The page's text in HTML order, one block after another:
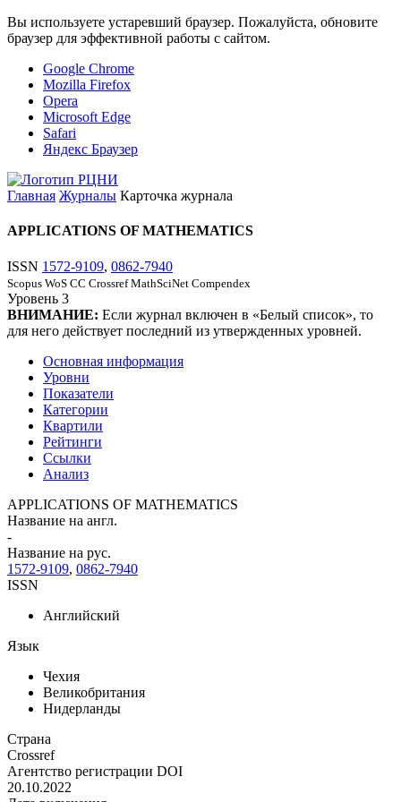
Вы используете устаревший браузер. Пожалуйста, обновите
браузер для эффективной работы с сайтом.
Google Chrome
Mozilla Firefox
Opera
Microsoft Edge
Safari
Яндекс Браузер
Главная Журналы Карточка журнала
APPLICATIONS OF MATHEMATICS
ISSN 1572-9109, 0862-7940
Scopus WoS CC Crossref MathSciNet Compendex
Уровень 3
ВНИМАНИЕ: Если журнал включен в «Белый список», то
для него действует последний из утвержденных уровней.
Основная информация
Уровни
Показатели
Категории
Квартили
Рейтинги
Ссылки
Анализ
APPLICATIONS OF MATHEMATICS
Название на англ.
-
Название на рус.
1572-9109, 0862-7940
ISSN
Английский
Язык
Чехия
Великобритания
Нидерланды
Страна
Crossref
Агентство регистрации DOI
20.10.2022